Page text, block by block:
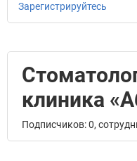
Зарегистрируйтесь
клиника
Подписчиков: 0,